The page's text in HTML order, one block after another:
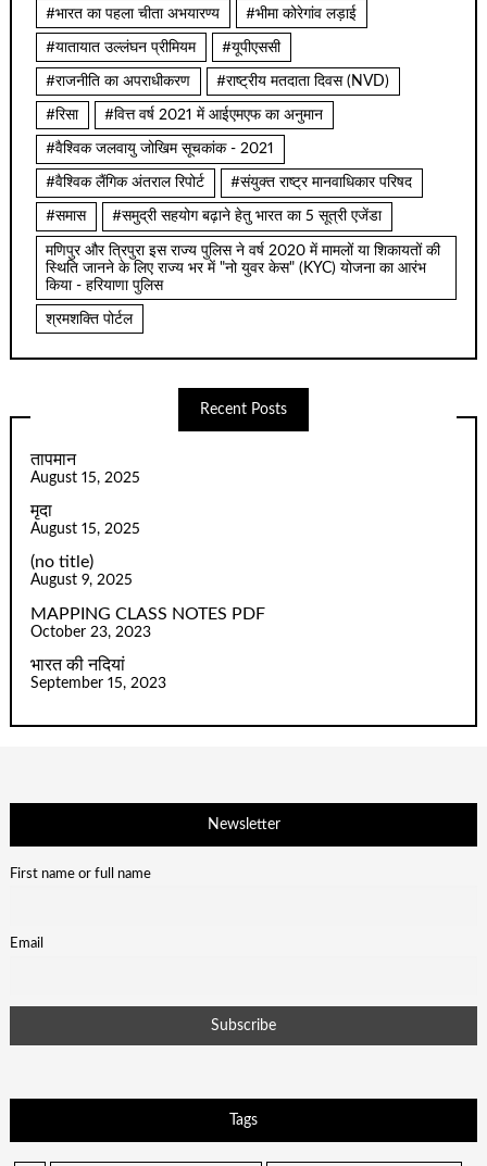
#भारत का पहला चीता अभयारण्य #भीमा कोरेगांव लड़ाई
#यातायात उल्लंघन प्रीमियम #यूपीएससी
#राजनीति का अपराधीकरण #राष्ट्रीय मतदाता दिवस (NVD)
#रिसा #वित्त वर्ष 2021 में आईएमएफ का अनुमान
#वैश्विक जलवायु जोखिम सूचकांक - 2021
#वैश्विक लैंगिक अंतराल रिपोर्ट #संयुक्त राष्ट्र मानवाधिकार परिषद
#समास #समुद्री सहयोग बढ़ाने हेतु भारत का 5 सूत्री एजेंडा
मणिपुर और त्रिपुरा इस राज्य पुलिस ने वर्ष 2020 में मामलों या शिकायतों की
स्थिति जानने के लिए राज्य भर में "नो युवर केस" (KYC) योजना का आरंभ
किया - हरियाणा पुलिस
श्रमशक्ति पोर्टल
Recent Posts
तापमान
August 15, 2025
मृदा
August 15, 2025
(no title)
August 9, 2025
MAPPING CLASS NOTES PDF
October 23, 2023
भारत की नदियां
September 15, 2023
Newsletter
First name or full name
Email
Tags